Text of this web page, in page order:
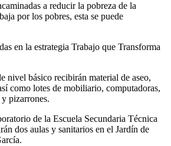
a reducir la pobreza de la
por los pobres, esta se puede
en la estrategia Trabajo que Transforma
básico recibirán material de aseo,
como lotes de mobiliario, computadoras,
pizarrones.
de la Escuela Secundaria Técnica
dos aulas y sanitarios en el Jardín de